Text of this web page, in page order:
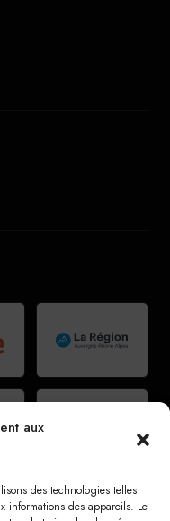
aux
des technologies telles
informations des appareils. Le